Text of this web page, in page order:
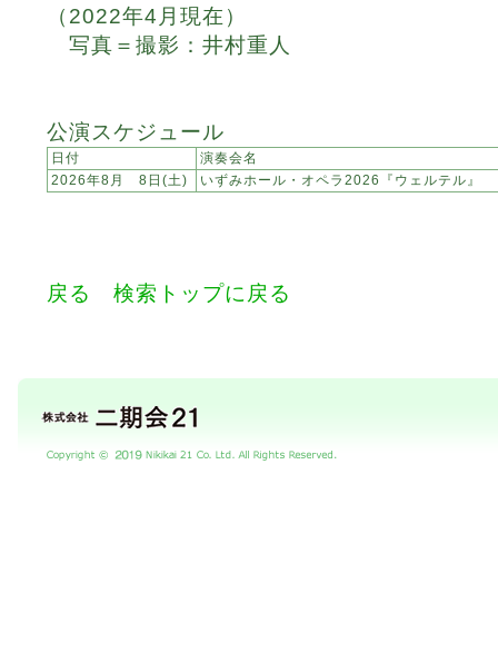
（2022年4月現在）
写真＝撮影：井村重人
公演スケジュール
日付
演奏会名
2026年8月 8日(土)
いずみホール・オペラ2026『ウェルテル』
戻る 検索トップに戻る